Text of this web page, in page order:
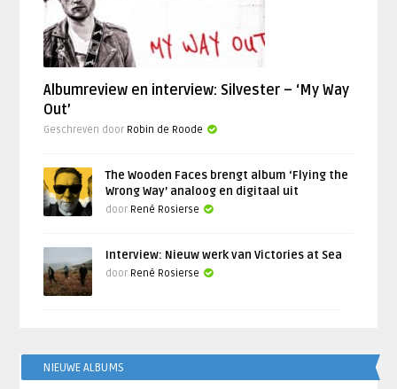
Albumreview en interview: Silvester – ‘My Way
Out’
Geschreven door Robin de Roode
The Wooden Faces brengt album ‘Flying the
Wrong Way’ analoog en digitaal uit
door René Rosierse
Interview: Nieuw werk van Victories at Sea
door René Rosierse
NIEUWE ALBUMS